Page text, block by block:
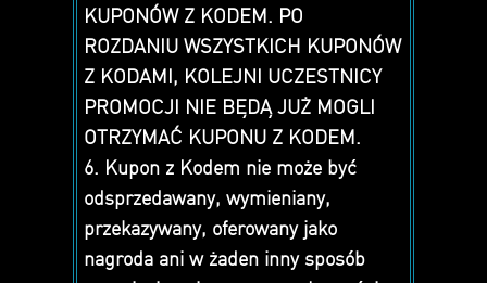
KUPONÓW Z KODEM. PO
ROZDANIU WSZYSTKICH KUPONÓW
Z KODAMI, KOLEJNI UCZESTNICY
PROMOCJI NIE BĘDĄ JUŻ MOGLI
OTRZYMAĆ KUPONU Z KODEM.
6. Kupon z Kodem nie może być
odsprzedawany, wymieniany,
przekazywany, oferowany jako
nagroda ani w żaden inny sposób